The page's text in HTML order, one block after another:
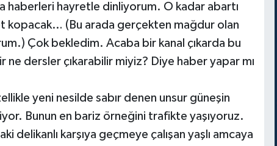
haberleri hayretle dinliyorum. O kadar abartı
kopacak… (Bu arada gerçekten mağdur olan
Çok bekledim. Acaba bir kanal çıkarda bu
dersler çıkarabilir miyiz? Diye haber yapar mı
yeni nesilde sabır denen unsur güneşin
Bunun en bariz örneğini trafikte yaşıyoruz.
delikanlı karşıya geçmeye çalışan yaşlı amcaya